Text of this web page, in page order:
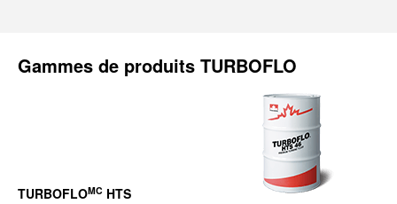
Gammes de produits TURBOFLO
TURBOFLOMC HTS